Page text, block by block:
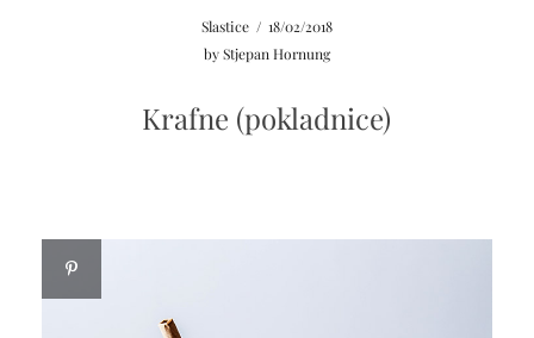
Slastice / 18/02/2018
byStjepan Hornung
Krafne (pokladnice)